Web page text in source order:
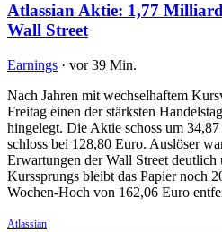
Atlassian Aktie: 1,77
Wall Street
Earnings · vor 39 Min.
Nach Jahren mit wechselhaftem
Freitag einen der stärksten
hingelegt. Die Aktie schoss um
schloss bei 128,80 Euro. Auslöser
Erwartungen der Wall Street deutlich
Kurssprungs bleibt das Papier noch
Wochen-Hoch von 162,06 Euro
Atlassian